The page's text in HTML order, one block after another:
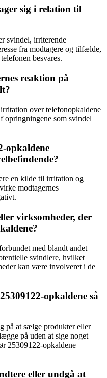
sig i relation til
svindel, irriterende
fra modtagere og tilfælde,
besvares.
reaktion på
over telefonopkaldene
opringningene som svindel
opkaldene
en kilde til irritation og
modtagernes
virksomheder, der
med blandt andet
svindlere, hvilket
kan være involveret i de
opkaldene så
på at sælge produkter eller
på uden at sige noget
25309122-opkaldene
eller undgå at